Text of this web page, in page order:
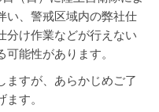
い、警戒区域内の弊社仕
分け作業などが行えない
能性があります。
ますが、あらかじめご了
す。